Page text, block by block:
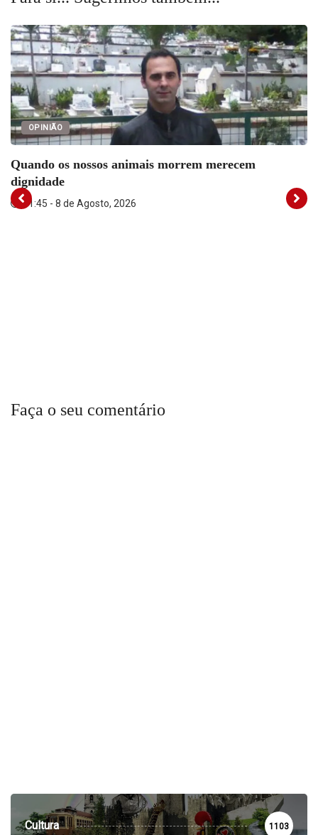
in
window)
in
window)
in
window)
OPINIÃO
Quando os nossos animais morrem merecem
dignidade
11:45 - 8 de Agosto, 2026
Faça o seu comentário
Cultura 1103